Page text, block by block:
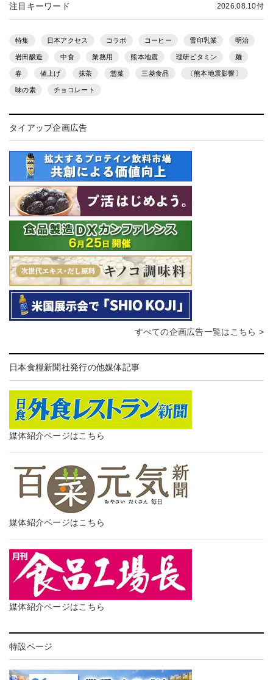
注目キーワード 2026.08.10付
特集 日本アクセス コラボ コーヒー 雪印乳業 明治
岩田醸造 中食 業務用 熊本地震 理研ビタミン 麺
春 値上げ 抹茶 惣菜 三菱食品 〔熊本地震影響〕
味の素 チョコレート
タイアップ企画広告
すべての企画広告一覧はこちら >
日本食糧新聞社発行の他媒体記事
媒体紹介ページはこちら
媒体紹介ページはこちら
媒体紹介ページはこちら
特設ページ